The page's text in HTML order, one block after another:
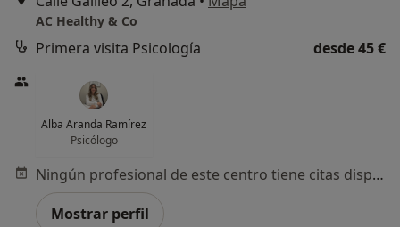
AC Healthy & Co
Primera visita Psicología desde 45 €
Alba Aranda Ramírez
Psicólogo
Ningún profesional de este centro tiene citas disponibles
Mostrar perfil